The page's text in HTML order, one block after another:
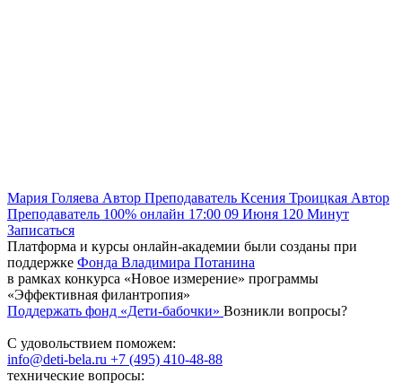
Мария Голяева Автор Преподаватель Ксения Троицкая Автор
Преподаватель 100% онлайн 17:00 09 Июня 120 Минут
Записаться
Платформа и курсы онлайн-академии были созданы при
поддержке Фонда Владимира Потанина
в рамках конкурса «Новое измерение» программы
«Эффективная филантропия»
Поддержать фонд «Дети-бабочки» Возникли вопросы?
С удовольствием поможем:
info@deti-bela.ru +7 (495) 410-48-88
технические вопросы: